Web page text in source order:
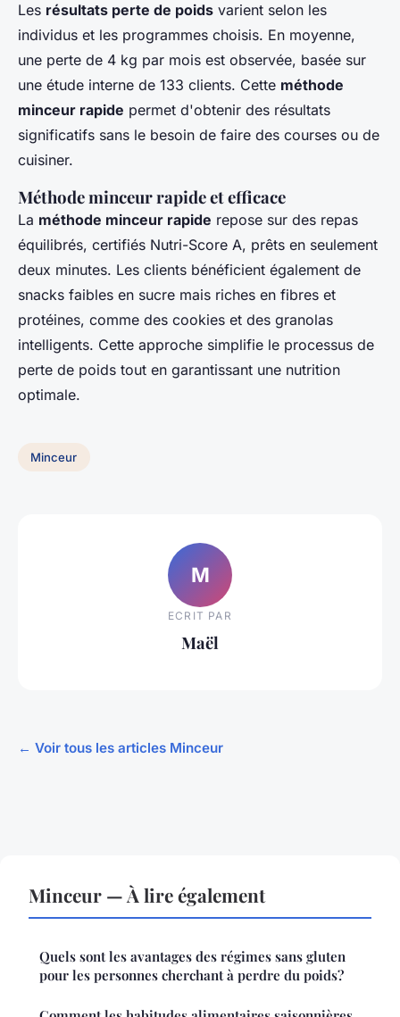
Les résultats perte de poids varient selon les
individus et les programmes choisis. En moyenne,
une perte de 4 kg par mois est observée, basée sur
une étude interne de 133 clients. Cette méthode
minceur rapide permet d'obtenir des résultats
significatifs sans le besoin de faire des courses ou de
cuisiner.
Méthode minceur rapide et efficace
La méthode minceur rapide repose sur des repas
équilibrés, certifiés Nutri-Score A, prêts en seulement
deux minutes. Les clients bénéficient également de
snacks faibles en sucre mais riches en fibres et
protéines, comme des cookies et des granolas
intelligents. Cette approche simplifie le processus de
perte de poids tout en garantissant une nutrition
optimale.
Minceur
M
ECRIT PAR
Maël
← Voir tous les articles Minceur
Minceur — À lire également
Quels sont les avantages des régimes sans gluten
pour les personnes cherchant à perdre du poids?